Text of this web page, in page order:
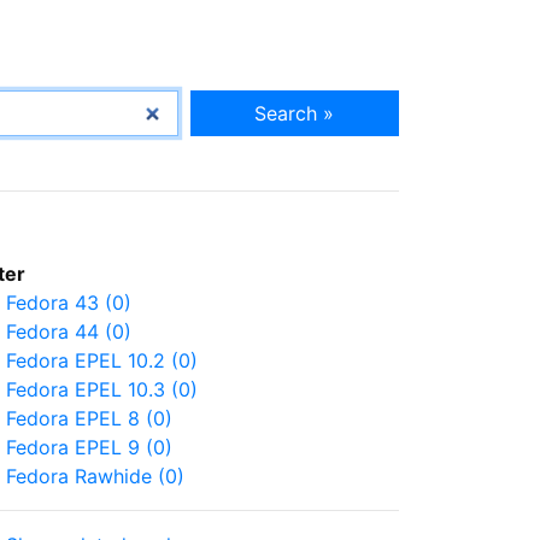
Search »
Fedora 43 (0)
Fedora 44 (0)
Fedora EPEL 10.2 (0)
Fedora EPEL 10.3 (0)
Fedora EPEL 8 (0)
Fedora EPEL 9 (0)
Fedora Rawhide (0)